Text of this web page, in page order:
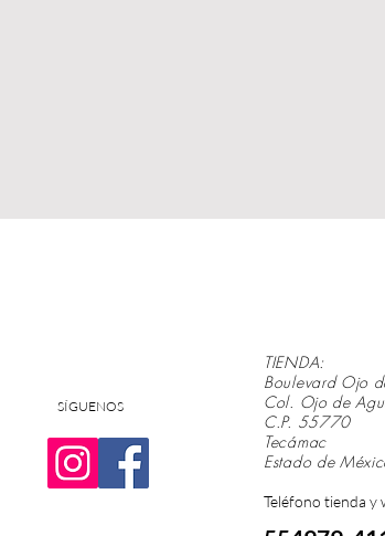
SÍGUENOS
TIENDA:
Boulevard Ojo
Col. Ojo de
C.P. 55770
Tecámac
Estado de
Teléfono tienda y